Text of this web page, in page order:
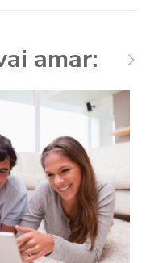
amar: